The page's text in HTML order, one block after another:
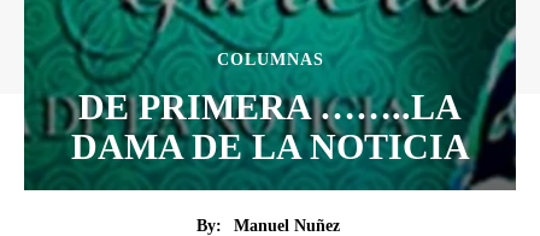
COLUMNAS
DE PRIMERA ……..LA
DAMA DE LA NOTICIA
By:
Manuel Nuñez